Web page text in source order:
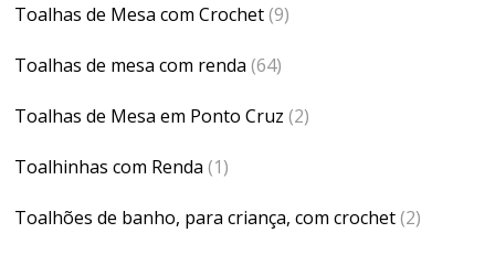
Toalhas de Mesa com Crochet(9)
Toalhas de mesa com renda (64)
Toalhas de Mesa em Ponto Cruz (2)
Toalhinhas com Renda (1)
Toalhões de banho, para criança, com crochet(2)